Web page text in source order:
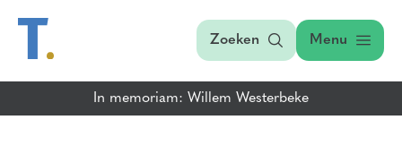
Zoeken Menu
In memoriam: Willem Westerbeke